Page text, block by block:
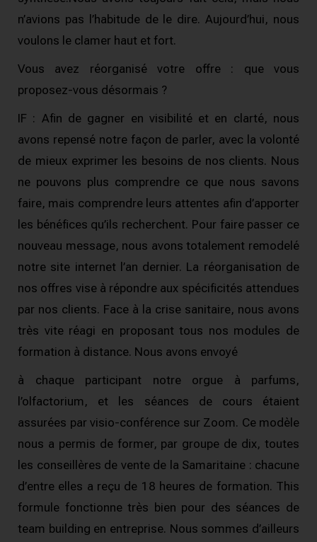
n’avions pas l’habitude de le dire. Aujourd’hui, nous
voulons le clamer haut et fort.
Vous avez réorganisé votre offre : que vous
proposez-vous désormais ?
IF : Afin de gagner en visibilité et en clarté, nous
avons repensé notre façon de parler, avec la volonté
de mieux exprimer les besoins de nos clients. Nous
ne pouvons plus comprendre ce que nous savons
faire, mais comprendre leurs attentes afin d’apporter
les bénéfices qu’ils recherchent. Pour faire passer ce
nouveau message, nous avons totalement remodelé
notre site internet l’an dernier. La réorganisation de
nos offres vise à répondre aux spécificités attendues
par nos clients. Face à la crise sanitaire, nous avons
très vite réagi en proposant tous nos modules de
formation à distance. Nous avons envoyé
à chaque participant notre orgue à parfums,
l’olfactorium, et les séances de cours étaient
assurées par visio-conférence sur Zoom. Ce modèle
nous a permis de former, par groupe de dix, toutes
les conseillères de vente de la Samaritaine : chacune
d’entre elles a reçu de 18 heures de formation. This
formule fonctionne très bien pour des séances de
team building en entreprise. Nous sommes d’ailleurs